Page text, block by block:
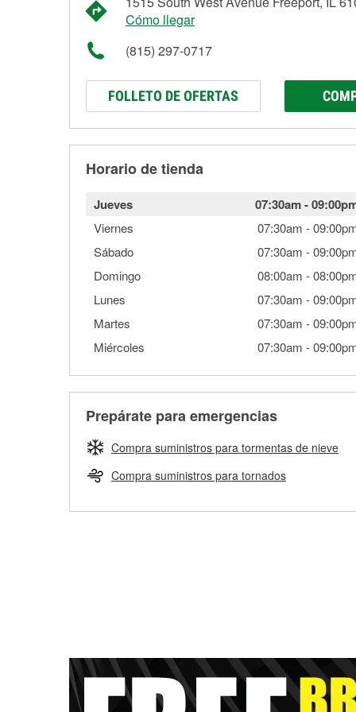
Cómo llegar
(815) 297-0717
FOLLETO DE OFERTAS
Horario de tienda
Jueves 07:30am-
Viernes 07:30am -
Sábado
07:30am -
Domingo
08:00am -
Lunes
07:30am -
Martes
07:30am -
Miércoles
07:30am -
Prepárate para emergencias
Compra suministros para tormentas de nieve
Compra suministros para tornados